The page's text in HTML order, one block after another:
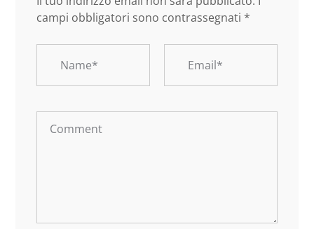
campi obbligatori sono contrassegnati *